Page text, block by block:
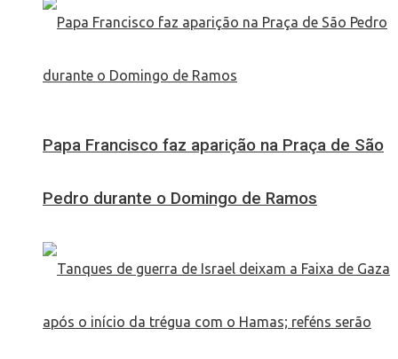
Papa Francisco faz aparição na Praça de São
Pedro durante o Domingo de Ramos